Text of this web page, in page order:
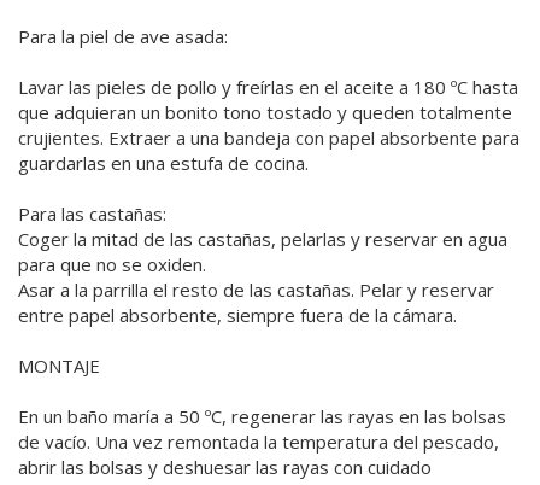
Para la piel de ave asada:
Lavar las pieles de pollo y freírlas en el aceite a 180 ºC hasta
que adquieran un bonito tono tostado y queden totalmente
crujientes. Extraer a una bandeja con papel absorbente para
guardarlas en una estufa de cocina.
Para las castañas:
Coger la mitad de las castañas, pelarlas y reservar en agua
para que no se oxiden.
Asar a la parrilla el resto de las castañas. Pelar y reservar
entre papel absorbente, siempre fuera de la cámara.
MONTAJE
En un baño maría a 50 ºC, regenerar las rayas en las bolsas
de vacío. Una vez remontada la temperatura del pescado,
abrir las bolsas y deshuesar las rayas con cuidado